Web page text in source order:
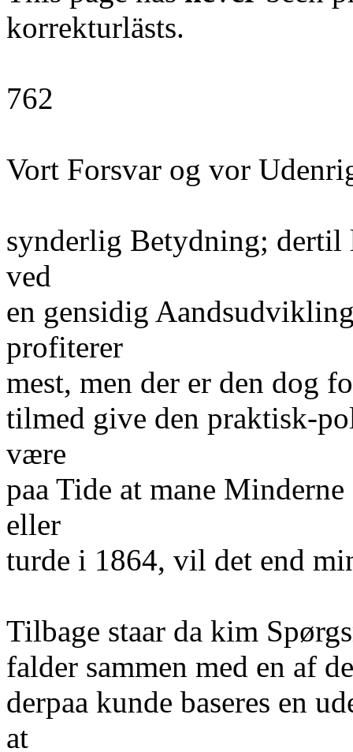
korrekturlästs.
762
Vort Forsvar og vor
synderlig Betydning;
ved
en gensidig
profiterer
mest, men der er den dog
tilmed give den praktisk-
være
paa Tide at mane
eller
turde i 1864, vil det end
Tilbage staar da kim
falder sammen med en af
derpaa kunde baseres en
at